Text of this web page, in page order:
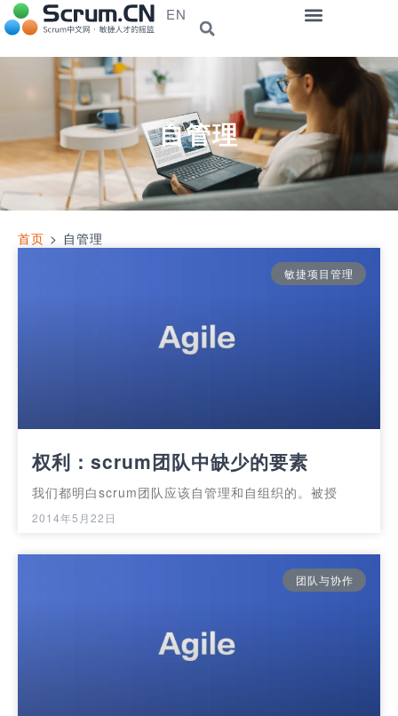
EN
自管理
首页 > 自管理
敏捷项目管理
权利：scrum团队中缺少的要素
我们都明白scrum团队应该自管理和自组织的。被授
2014年5月22日
团队与协作